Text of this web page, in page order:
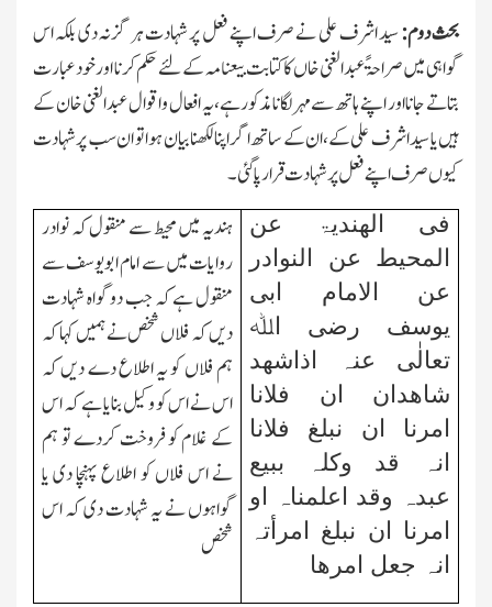
بحث دوم:سید اشرف علی نے صرف اپنے فعل پر شہادت ہر گز نہ دی بلکہ اس
گواہی میں صراحۃً عبدالغنی خاں کا کتابت بیعنامہ کے لئے حکم کرنا اور خود عبارت
بتاتے جانا اور اپنے ہاتھ سے مہر لگانا مذکور ہے،یہ افعال واقوال عبدالغنی خان کے
ہیں یا سید اشرف علی کے،ان کے ساتھ اگر اپنا لکھنا بیان ہو ا تو ان سب پر شہادت
کیوں صرف اپنے فعل پر شہادت قرار پاگئی۔
فی الھندیۃ عن
المحیط عن النوادر
عن الامام ابی
یوسف رضی اﷲ
تعالٰی عنہ اذاشھد
شاھدان ان فلانا
امرنا ان نبلغ فلانا
انہ قد وکلہ ببیع
عبدہ وقد اعلمناہ او
امرنا ان نبلغ امرأتہ
انہ جعل امرھا
ہندیہ میں محیط سے منقول کہ نوادر
روایات میں سے امام ابویوسف سے
منقول ہے کہ جب دو گواہ شہادت
دیں کہ فلاں شخص نے ہمیں کہا کہ
ہم فلاں کو یہ اطلاع دے دیں کہ
اس نے اس کو وکیل بنایا ہے کہ اس
کے غلام کو فروخت کردے تو ہم
نے اس فلاں کو اطلاع پہنچا دی یا
گواہوں نے یہ شہادت دی کہ اس
شخص